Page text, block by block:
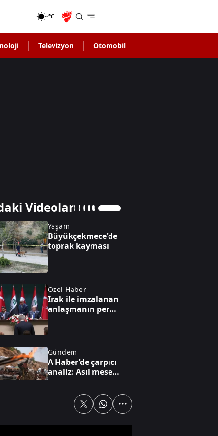
-°C
Televizyon Otomobil
Videolar
Yaşam
Büyükçekmece'de
toprak kayması
Özel Haber
Irak ile imzalanan
anlaşmanın perde
Gündem
A Haber’de çarpıcı
analiz: Asıl mesele
silahlı yapıdan
uzantılar
Özel Haber
Yıl 1995: